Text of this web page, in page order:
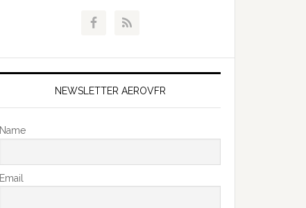
NEWSLETTER AEROVFR
Name
Email